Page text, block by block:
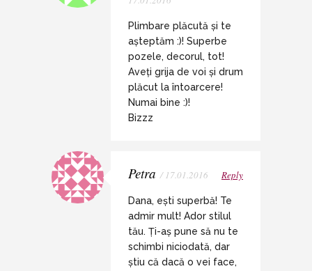
Plimbare plăcută și te
așteptăm :)! Superbe
pozele, decorul, tot!
Aveți grija de voi și drum
plăcut la întoarcere!
Numai bine :)!
Bizzz
Petra / 17.01.2016 Reply
Dana, ești superbă! Te
admir mult! Ador stilul
tău. Ți-aș pune să nu te
schimbi niciodată, dar
știu că dacă o vei face,